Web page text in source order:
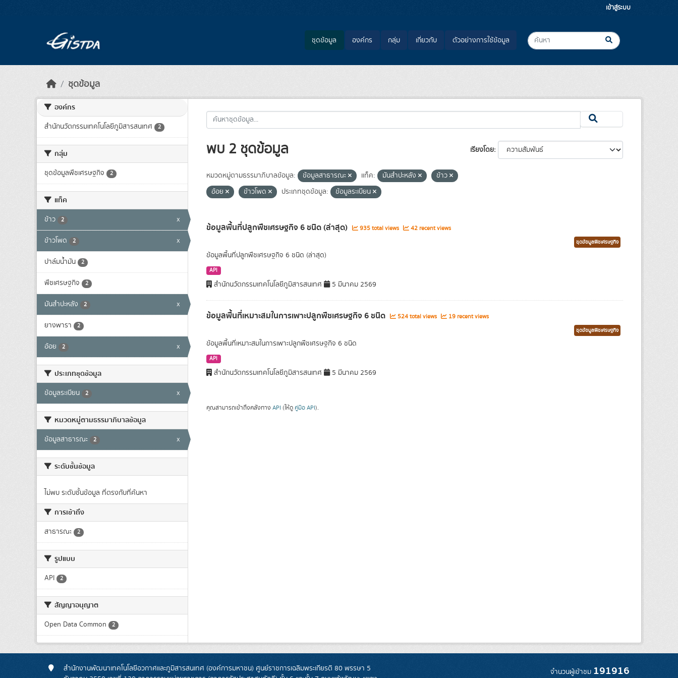
เข้าสู่ระบบ
ชุดข้อมูล องค์กร กลุ่ม เกี่ยวกับ ตัวอย่างการใช้ข้อมูล
ชุดข้อมูล
องค์กร
สำนักนวัตกรรมเทคโนโลยีภูมิสารสนเทศ 2
กลุ่ม
ชุดข้อมูลพืชเศรษฐกิจ 2
แท็ค
ข้าว 2 x
ข้าวโพด 2 x
ปาล์มน้ำมัน 2
พืชเศรษฐกิจ 2
มันสำปะหลัง 2 x
ยางพารา 2
อ้อย 2 x
ประเภทชุดข้อมูล
ข้อมูลระเบียน 2 x
หมวดหมู่ตามธรรมาภิบาลข้อมูล
ข้อมูลสาธารณะ 2 x
ระดับชั้นข้อมูล
ไม่พบ ระดับชั้นข้อมูล ที่ตรงกับที่ค้นหา
การเข้าถึง
สาธารณะ 2
รูปแบบ
API 2
สัญญาอนุญาต
Open Data Common 2
เรียงโดย
พบ 2 ชุดข้อมูล
หมวดหมู่ตามธรรมาภิบาลข้อมูล: ข้อมูลสาธารณะ แท็ค: มันสำปะหลัง
ข้าว
อ้อย
ข้าวโพด ประเภทชุดข้อมูล: ข้อมูลระเบียน
ข้อมูลพื้นที่ปลูกพืชเศรษฐกิจ 6 ชนิด (ล่าสุด) 935 total views 42 recent views
ชุดข้อมูลพืชเศรษฐกิจ
ข้อมูลพื้นที่ปลูกพืชเศรษฐกิจ 6 ชนิด (ล่าสุด)
API
สำนักนวัตกรรมเทคโนโลยีภูมิสารสนเทศ 5 มีนาคม 2569
ข้อมูลพื้นที่เหมาะสมในการเพาะปลูกพืชเศรษฐกิจ 6 ชนิด 524 total views 19 recent views
ชุดข้อมูลพืชเศรษฐกิจ
ข้อมูลพื้นที่เหมาะสมในการเพาะปลูกพืชเศรษฐกิจ 6 ชนิด
API
สำนักนวัตกรรมเทคโนโลยีภูมิสารสนเทศ 5 มีนาคม 2569
คุณสามารถเข้าถึงคลังทาง API (ให้ดู คู่มือ API).
สำนักงานพัฒนาเทคโนโลยีอวกาศและภูมิสารสนเทศ (องค์การมหาชน) ศูนย์ราชการเฉลิมพระเกียรติ 80 พรรษา 5
จำนวนผู้เข้าชม 191916